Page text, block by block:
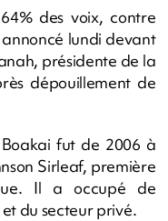
des voix, contre
lundi devant
présidente de la
dépouillement de
fut de 2006 à
Sirleaf, première
Il a occupé de
du secteur privé.